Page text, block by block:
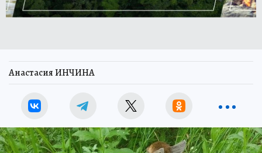
Анастасия ИНЧИНА